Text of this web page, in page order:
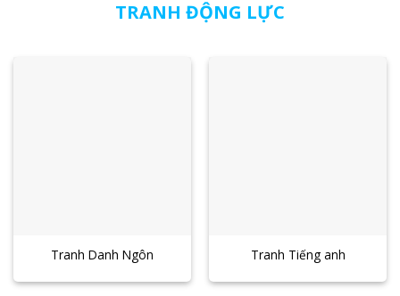
TRANH ĐỘNG LỰC
Tranh Danh Ngôn Tranh Tiếng anh